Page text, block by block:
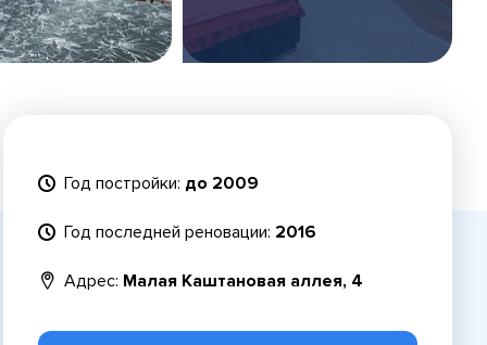
Год постройки: до 2009
Год последней реновации: 2016
Адрес: Малая Каштановая аллея, 4